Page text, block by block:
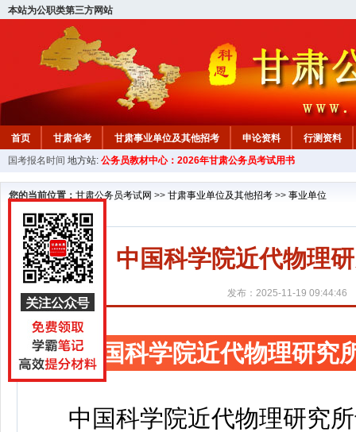
本站为公职类第三方网站
首页 甘肃省考 甘肃事业单位及其他招考 申论资料
行测资料
国考报名时间 地方站: 公务员教材中心：2026年甘肃公务员考试用书
您的当前位置： 甘肃公务员考试网 >> 甘肃事业单位及其他招考 >> 事业单位
中国科学院近代物理
发布：2025-11-19 09:44:46
中国科学院近代物理研究
中国科学院近代物理研究